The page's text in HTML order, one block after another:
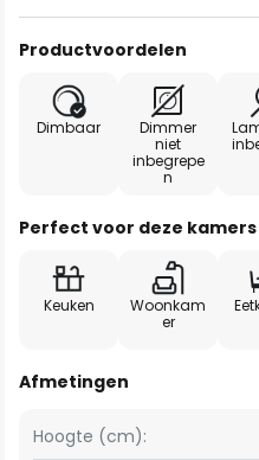
Productvoordelen
Dimbaar
Dimmer
niet
inbegrepe
n
Perfect voor deze kamers
Keuken
Woonkam
er
Afmetingen
Hoogte (cm):